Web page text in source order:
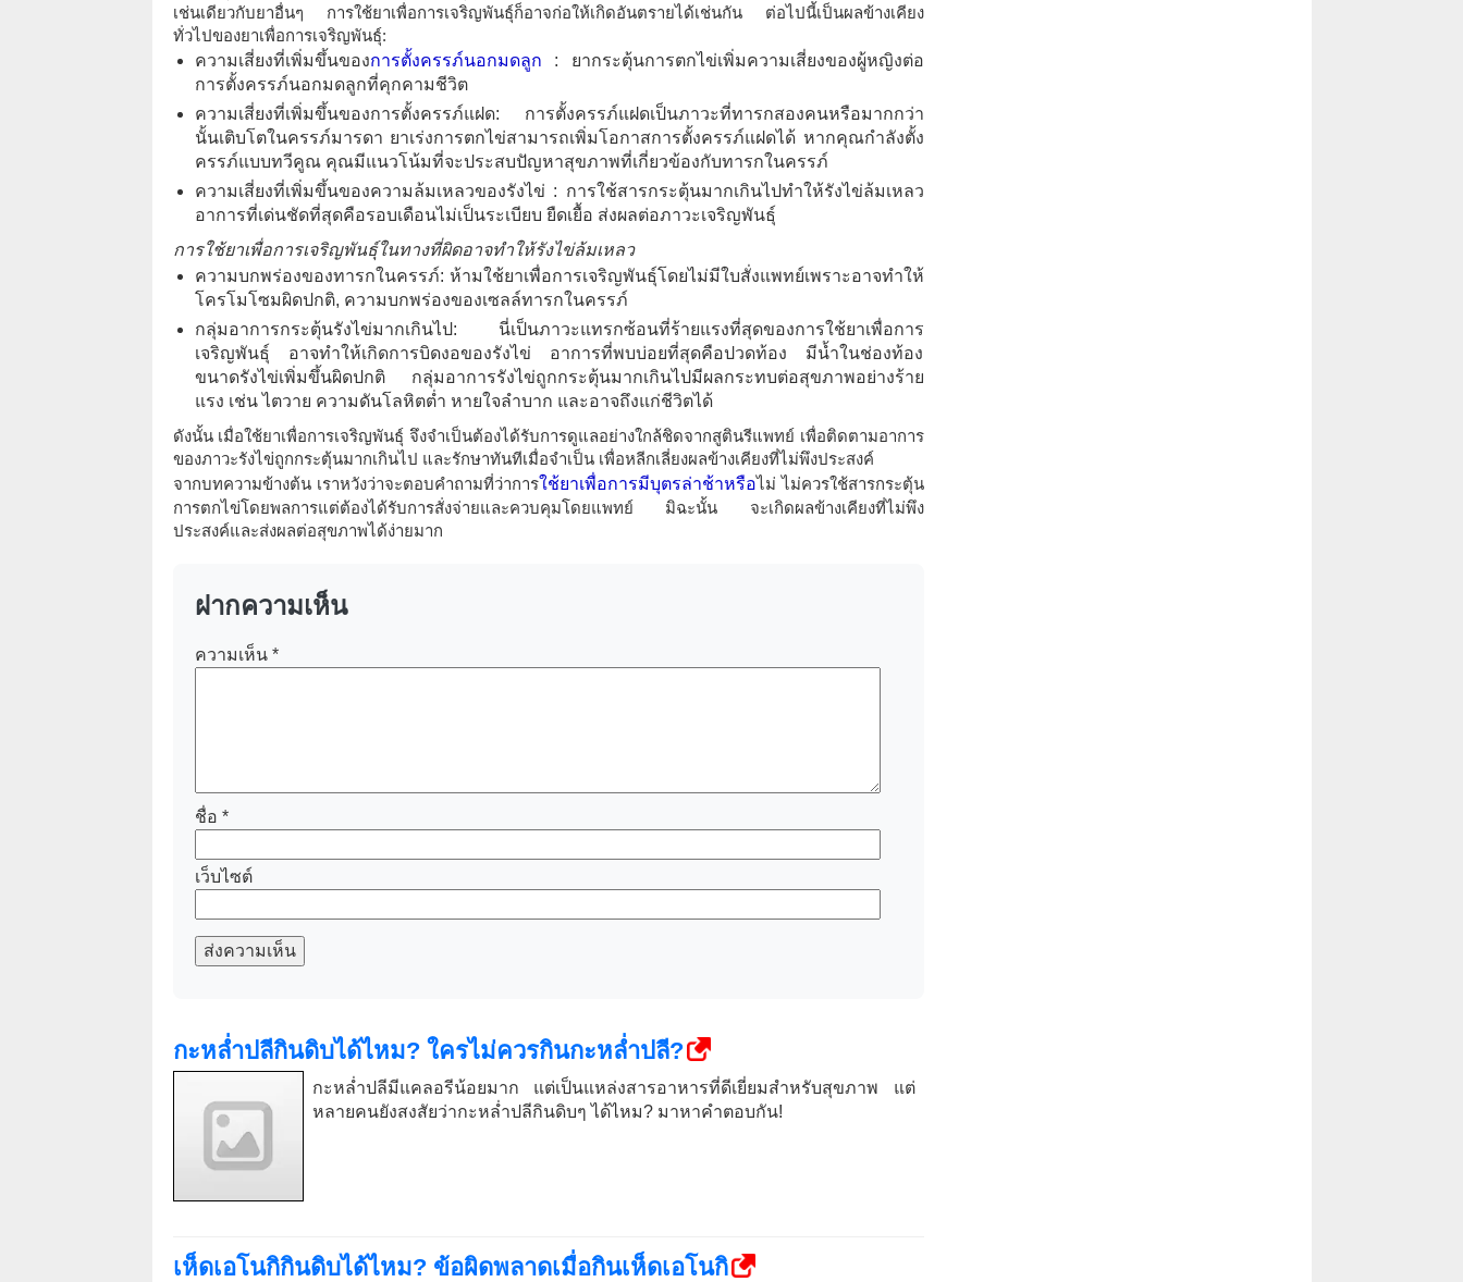
เช่นเดียวกับยาอื่นๆ การใช้ยาเพื่อการเจริญพันธุ์ก็อาจก่อให้เกิดอันตรายได้เช่นกัน ต่อไปนี้เป็นผลข้างเคียง
ทั่วไปของยาเพื่อการเจริญพันธุ์:
ความเสี่ยงที่เพิ่มขึ้นของการตั้งครรภ์นอกมดลูก : ยากระตุ้นการตกไข่เพิ่มความเสี่ยงของผู้หญิงต่อ
การตั้งครรภ์นอกมดลูกที่คุกคามชีวิต
ความเสี่ยงที่เพิ่มขึ้นของการตั้งครรภ์แฝด: การตั้งครรภ์แฝดเป็นภาวะที่ทารกสองคนหรือมากกว่า
นั้นเติบโตในครรภ์มารดา ยาเร่งการตกไข่สามารถเพิ่มโอกาสการตั้งครรภ์แฝดได้ หากคุณกำลังตั้ง
ครรภ์แบบทวีคูณ คุณมีแนวโน้มที่จะประสบปัญหาสุขภาพที่เกี่ยวข้องกับทารกในครรภ์
ความเสี่ยงที่เพิ่มขึ้นของความล้มเหลวของรังไข่ : การใช้สารกระตุ้นมากเกินไปทำให้รังไข่ล้มเหลว
อาการที่เด่นชัดที่สุดคือรอบเดือนไม่เป็นระเบียบ ยืดเยื้อ ส่งผลต่อภาวะเจริญพันธุ์
การใช้ยาเพื่อการเจริญพันธุ์ในทางที่ผิดอาจทำให้รังไข่ล้มเหลว
ความบกพร่องของทารกในครรภ์: ห้ามใช้ยาเพื่อการเจริญพันธุ์โดยไม่มีใบสั่งแพทย์เพราะอาจทำให้
โครโมโซมผิดปกติ, ความบกพร่องของเซลล์ทารกในครรภ์
กลุ่มอาการกระตุ้นรังไข่มากเกินไป: นี่เป็นภาวะแทรกซ้อนที่ร้ายแรงที่สุดของการใช้ยาเพื่อการ
เจริญพันธุ์ อาจทำให้เกิดการบิดงอของรังไข่ อาการที่พบบ่อยที่สุดคือปวดท้อง มีน้ำในช่องท้อง
ขนาดรังไข่เพิ่มขึ้นผิดปกติ กลุ่มอาการรังไข่ถูกกระตุ้นมากเกินไปมีผลกระทบต่อสุขภาพอย่างร้าย
แรง เช่น ไตวาย ความดันโลหิตต่ำ หายใจลำบาก และอาจถึงแก่ชีวิตได้
ดังนั้น เมื่อใช้ยาเพื่อการเจริญพันธุ์ จึงจำเป็นต้องได้รับการดูแลอย่างใกล้ชิดจากสูตินรีแพทย์ เพื่อติดตามอาการ
ของภาวะรังไข่ถูกกระตุ้นมากเกินไป และรักษาทันทีเมื่อจำเป็น เพื่อหลีกเลี่ยงผลข้างเคียงที่ไม่พึงประสงค์
จากบทความข้างต้น เราหวังว่าจะตอบคำถามที่ว่าการใช้ยาเพื่อการมีบุตรล่าช้าหรือไม่ ไม่ควรใช้สารกระตุ้น
การตกไข่โดยพลการแต่ต้องได้รับการสั่งจ่ายและควบคุมโดยแพทย์ มิฉะนั้น จะเกิดผลข้างเคียงที่ไม่พึง
ประสงค์และส่งผลต่อสุขภาพได้ง่ายมาก
ฝากความเห็น
ความเห็น *
ชื่อ *
เว็บไซต์
ส่งความเห็น
กะหล่ำปลีกินดิบได้ไหม? ใครไม่ควรกินกะหล่ำปลี?
กะหล่ำปลีมีแคลอรีน้อยมาก แต่เป็นแหล่งสารอาหารที่ดีเยี่ยมสำหรับสุขภาพ แต่
หลายคนยังสงสัยว่ากะหล่ำปลีกินดิบๆ ได้ไหม? มาหาคำตอบกัน!
เห็ดเอโนกิกินดิบได้ไหม? ข้อผิดพลาดเมื่อกินเห็ดเอโนกิ